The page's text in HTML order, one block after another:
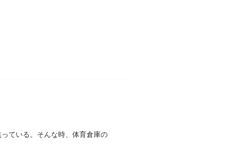
ている。そんな時、体育倉庫の